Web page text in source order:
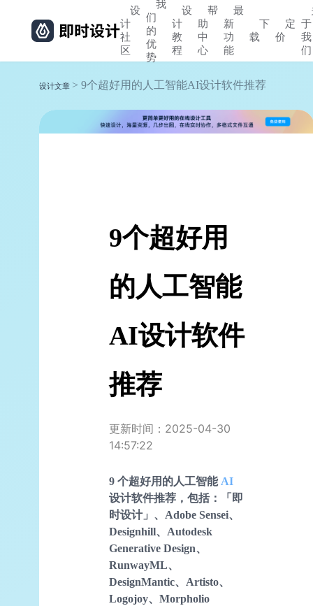
设
计
社
区
我
们
的
优
势
设
计
教
程
帮
助
中
心
最
新
功
能
下
载
定
价
于
我
们
设计文章 > 9个超好用的人工智能AI设计软件推荐
9个超好用
的人工智能
AI设计软件
推荐
更新时间：2025-04-30
14:57:22
9 个超好用的人工智能AI
设计软件推荐，包括：「即
时设计」、Adobe Sensei、
Designhill、Autodesk
Generative Design、
RunwayML、
DesignMantic、Artisto、
Logojoy、Morpholio